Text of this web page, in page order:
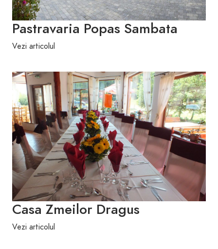
Pastravaria Popas Sambata
Vezi articolul
Casa Zmeilor Dragus
Vezi articolul